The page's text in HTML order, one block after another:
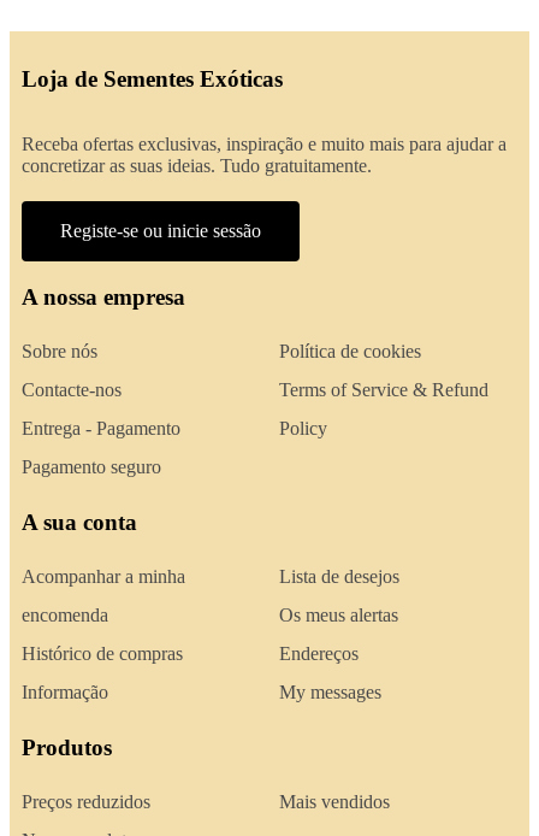
Loja de Sementes Exóticas
Receba ofertas exclusivas, inspiração e muito mais para ajudar a
concretizar as suas ideias. Tudo gratuitamente.
Registe-se ou inicie sessão
A nossa empresa
Sobre nós
Contacte-nos
Entrega - Pagamento
Pagamento seguro
Política de cookies
Terms of Service & Refund
Policy
A sua conta
Acompanhar a minha
encomenda
Histórico de compras
Informação
Lista de desejos
Os meus alertas
Endereços
My messages
Produtos
Preços reduzidos
Mais vendidos